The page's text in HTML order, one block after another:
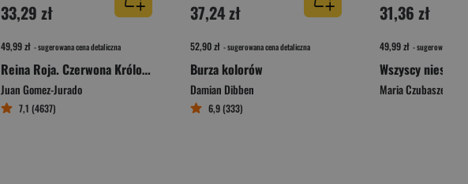
33,29 zł
49,99 zł - sugerowana cena detaliczna
Reina Roja. Czerwona Królowa
Juan Gomez-Jurado
7,1 (4637)
37,24 zł
52,90 zł - sugerowana cena detaliczna
Burza kolorów
Damian Dibben
6,9 (333)
31,36 zł
49,99 zł - sugerowana
Wszyscy
Maria Czubaszek